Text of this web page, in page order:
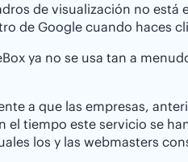
de visualización no está
de Google cuando haces
ya no se usa tan a
a que las empresas,
el tiempo este servicio se
los y las webmasters